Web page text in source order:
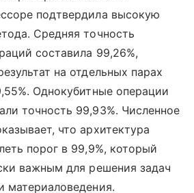
подтвердила высокую
Средняя точность
составила 99,26%,
на отдельных парах
Однокубитные операции
точность 99,93%. Численное
что архитектура
порог в 99,9%, который
важным для решения задач
материаловедения.